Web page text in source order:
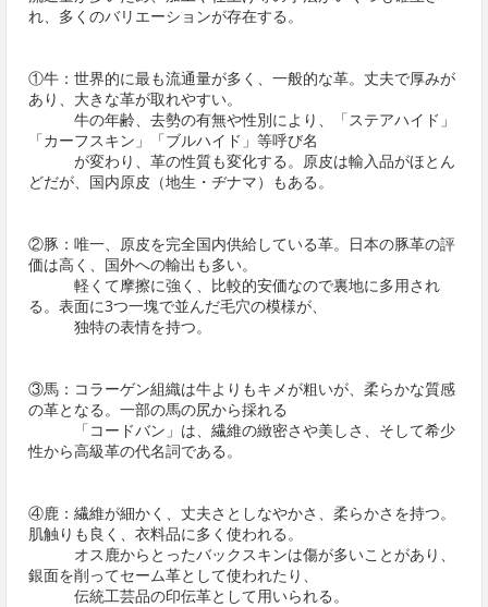
れ、多くのバリエーションが存在する。
①牛：世界的に最も流通量が多く、一般的な革。丈夫で厚みが
あり、大きな革が取れやすい。
牛の年齢、去勢の有無や性別により、「ステアハイド」
「カーフスキン」「ブルハイド」等呼び名
が変わり、革の性質も変化する。原皮は輸入品がほとん
どだが、国内原皮（地生・ヂナマ）もある。
②豚：唯一、原皮を完全国内供給している革。日本の豚革の評
価は高く、国外への輸出も多い。
軽くて摩擦に強く、比較的安価なので裏地に多用され
る。表面に3つ一塊で並んだ毛穴の模様が、
独特の表情を持つ。
③馬：コラーゲン組織は牛よりもキメが粗いが、柔らかな質感
の革となる。一部の馬の尻から採れる
「コードバン」は、繊維の緻密さや美しさ、そして希少
性から高級革の代名詞である。
④鹿：繊維が細かく、丈夫さとしなやかさ、柔らかさを持つ。
肌触りも良く、衣料品に多く使われる。
オス鹿からとったバックスキンは傷が多いことがあり、
銀面を削ってセーム革として使われたり、
伝統工芸品の印伝革として用いられる。